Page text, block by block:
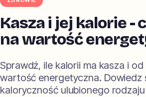
Kasza i jej kalorie -
na wartość
Sprawdź, ile kalorii ma kasza i
wartość energetyczna. Dowiedz
kaloryczność ulubionego rodzaju